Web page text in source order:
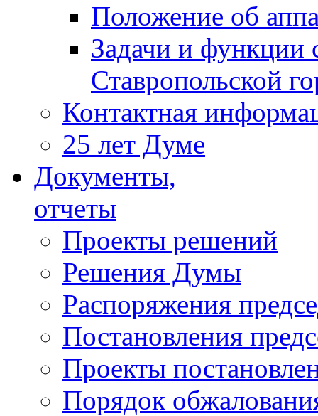
Положение об
Задачи и функции
Ставропольской
Контактная
25 лет Думе
Документы,
отчеты
Проекты решений
Решения Думы
Распоряжения
Постановления
Проекты
Порядок